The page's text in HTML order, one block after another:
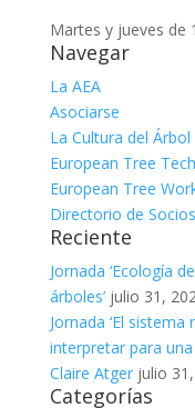
Martes y jueves de
Navegar
La AEA
Asociarse
La Cultura del Árbol
European Tree
European Tree
Directorio de Socios
Reciente
Jornada ‘Ecología
árboles’ julio 31,
Jornada ‘El
interpretar para
Claire Atger julio
Categorías